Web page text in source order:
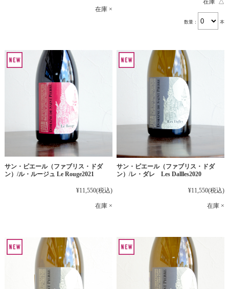
在庫 ×
在庫 △
数量： 本
サン・ピエール（ファブリス・ドダ
ン）/ル・ルージュ Le Rouge2021
¥11,550(税込)
在庫 ×
サン・ピエール（ファブリス・ドダ
ン）/レ・ダレ Les Dallles2020
¥11,550(税込)
在庫 ×